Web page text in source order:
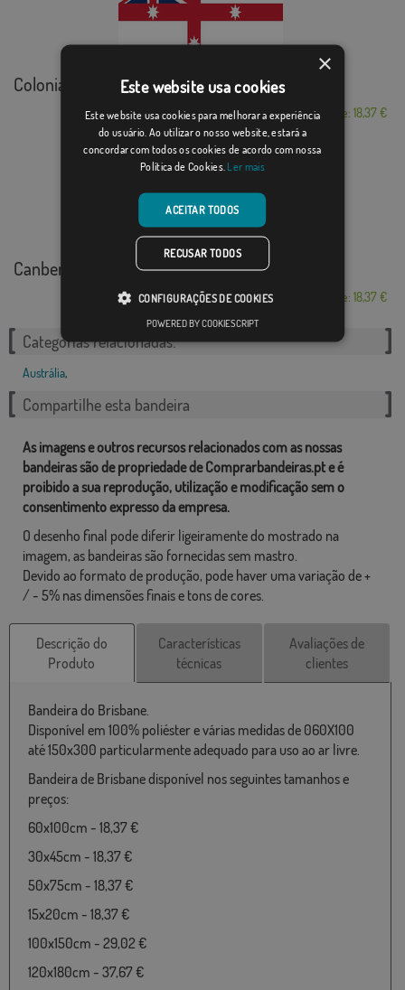
Colonial Nacional ...
Desde: 18,37 €
Canberra
Desde: 18,37 €
Categorias relacionadas:
Austrália,
Compartilhe esta bandeira
As imagens e outros recursos relacionados com as nossas
bandeiras são de propriedade de Comprarbandeiras.pt e é
proibido a sua reprodução, utilização e modificação sem o
consentimento expresso da empresa.
O desenho final pode diferir ligeiramente do mostrado na
imagem, as bandeiras são fornecidas sem mastro.
Devido ao formato de produção, pode haver uma variação de +
/ - 5% nas dimensões finais e tons de cores.
Descrição do
Produto
Características
técnicas
Avaliações de
clientes
Bandeira do Brisbane.
Disponível em 100% poliéster e várias medidas de 060X100
até 150x300 particularmente adequado para uso ao ar livre.
Bandeira de Brisbane disponível nos seguintes tamanhos e
preços:
60x100cm - 18,37 €
30x45cm - 18,37 €
50x75cm - 18,37 €
15x20cm - 18,37 €
100x150cm - 29,02 €
120x180cm - 37,67 €
×
Este website usa cookies
Este website usa cookies para melhorar a experiência
do usuário. Ao utilizar o nosso website, estará a
concordar com todos os cookies de acordo com nossa
Política de Cookies. Ler mais
ACEITAR TODOS
RECUSAR TODOS
CONFIGURAÇÕES DE COOKIES
POWERED BY COOKIESCRIPT